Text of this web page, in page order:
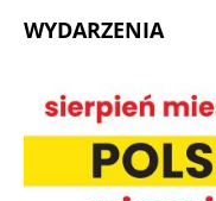
WYDARZENIA